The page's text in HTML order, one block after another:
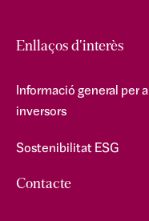
Enllaços d'interès
Informació general per a
inversors
Sostenibilitat ESG
Contacte